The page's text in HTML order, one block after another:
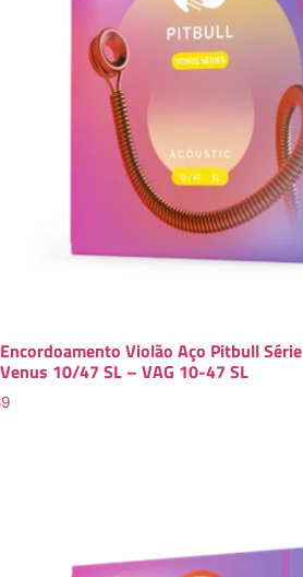
Encordoamento Violão Aço Pitbull Série
Venus 10/47 SL – VAG 10-47 SL